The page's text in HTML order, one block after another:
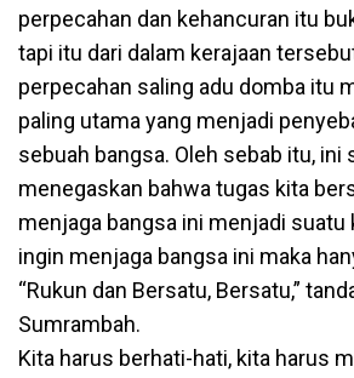
perpecahan dan kehancuran itu
tapi itu dari dalam kerajaan
perpecahan saling adu domba itu
paling utama yang menjadi
sebuah bangsa. Oleh sebab itu, ini
menegaskan bahwa tugas kita
menjaga bangsa ini menjadi suatu
ingin menjaga bangsa ini maka
“Rukun dan Bersatu, Bersatu,”
Sumrambah.
Kita harus berhati-hati, kita harus